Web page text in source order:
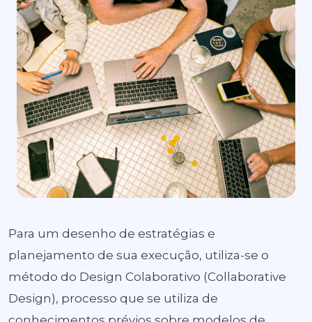
Para um desenho de estratégias e
planejamento de sua execução, utiliza-se o
método do Design Colaborativo (Collaborative
Design), processo que se utiliza de